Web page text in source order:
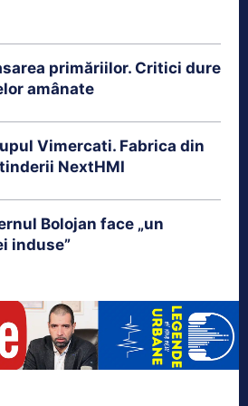
primăriilor. Critici dure
amânate
Vimercati. Fabrica din
NextHMI
Bolojan face „un
induse”